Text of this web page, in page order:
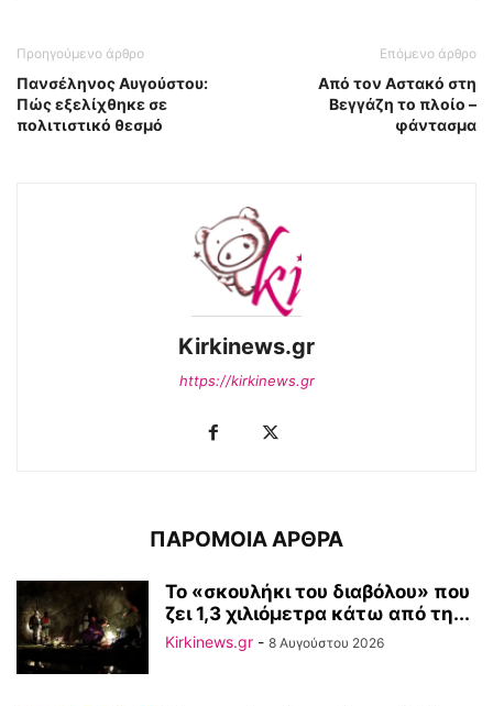
Προηγούμενο άρθρο
Πανσέληνος Αυγούστου:
Πώς εξελίχθηκε σε
πολιτιστικό θεσμό
Επόμενο άρθρο
Από τον Αστακό στη
Βεγγάζη το πλοίο –
φάντασμα
Kirkinews.gr
https://kirkinews.gr
ΠΑΡΟΜΟΙΑ ΑΡΘΡΑ
Το «σκουλήκι του διαβόλου» που
ζει 1,3 χιλιόμετρα κάτω από τη...
Kirkinews.gr - 8 Αυγούστου 2026